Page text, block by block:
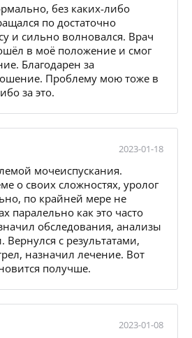
без каких-либо
по достаточно
и сильно волновался. Врач
в моё положение и смог
Благодарен за
Проблему мою тоже в
за это.
2023-01-18
мочеиспускания.
о своих сложностях, уролог
по крайней мере не
паралельно как это часто
обследования, анализы
с результатами,
назначил лечение. Вот
получше.
2023-01-08